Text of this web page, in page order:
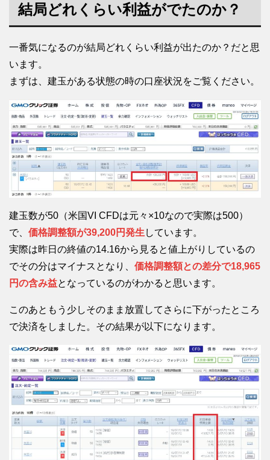
結局どれくらい利益がでたのか？
一番気になるのが結局どれくらい利益が出たのか？だと思
います。
まずは、建玉がある状態の時の口座状況をご覧ください。
建玉数が50（米国VI CFDは元々×10なので実際は500）
で、 価格調整額が39,200円発生しています。
実際は昨日の終値の14.16から見ると値上がりしているの
でその分はマイナスとなり、 価格調整額との差分で18,965
円の含み益となっているのがわかると思います。
このあともう少しそのまま放置してさらに下がったところ
で決済をしました。その結果が以下になります。